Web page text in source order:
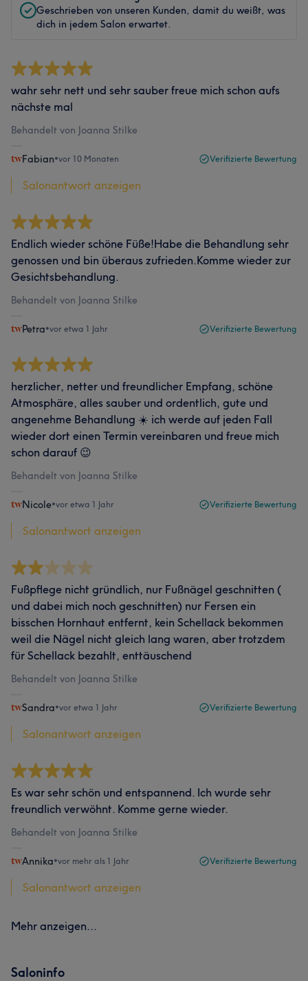
Geschrieben von unseren Kunden, damit du weißt, was
dich in jedem Salon erwartet.
wahr sehr nett und sehr sauber freue mich schon aufs
nächste mal
Behandelt von Joanna Stilke
Fabian•vor 10 Monaten Verifizierte Bewertung
Salonantwort anzeigen
Endlich wieder schöne Füße!Habe die Behandlung sehr
genossen und bin überaus zufrieden.Komme wieder zur
Gesichtsbehandlung.
Behandelt von Joanna Stilke
Petra•vor etwa 1 Jahr Verifizierte Bewertung
herzlicher, netter und freundlicher Empfang, schöne
Atmosphäre, alles sauber und ordentlich, gute und
angenehme Behandlung ☀️ ich werde auf jeden Fall
wieder dort einen Termin vereinbaren und freue mich
schon darauf 😉
Behandelt von Joanna Stilke
Nicole•vor etwa 1 Jahr Verifizierte Bewertung
Salonantwort anzeigen
Fußpflege nicht gründlich, nur Fußnägel geschnitten (
und dabei mich noch geschnitten) nur Fersen ein
bisschen Hornhaut entfernt, kein Schellack bekommen
weil die Nägel nicht gleich lang waren, aber trotzdem
für Schellack bezahlt, enttäuschend
Behandelt von Joanna Stilke
Sandra•vor etwa 1 Jahr Verifizierte Bewertung
Salonantwort anzeigen
Es war sehr schön und entspannend. Ich wurde sehr
freundlich verwöhnt. Komme gerne wieder.
Behandelt von Joanna Stilke
Annika•vor mehr als 1 Jahr Verifizierte Bewertung
Salonantwort anzeigen
Mehr anzeigen...
Saloninfo